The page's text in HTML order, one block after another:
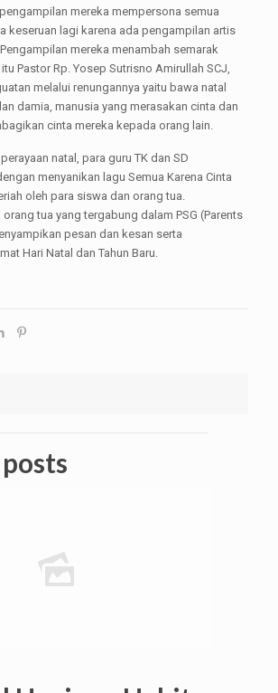
mereka mempersona semua
keseruan lagi karena ada pengampilan artis
mereka menambah semarak
Pastor Rp. Yosep Sutrisno Amirullah SCJ,
melalui renungannya yaitu bawa natal
damia, manusia yang merasakan cinta dan
cinta mereka kepada orang lain.
natal, para guru TK dan SD
menyanikan lagu Semua Karena Cinta
oleh para siswa dan orang tua.
tua yang tergabung dalam PSG (Parents
pesan dan kesan serta
Hari Natal dan Tahun Baru.